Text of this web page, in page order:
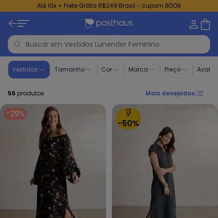
Até 10x + Frete Grátis R$249 Brasil - cupom 8DO8
Vestidos - Moda Feminina | Lunender Feminino
Vestidos Tamanho Cor Marca Preço
56 produtos Mais desejados
-29%
-50%